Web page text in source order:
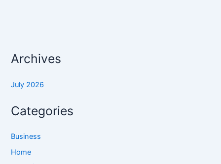
Archives
July 2026
Categories
Business
Home